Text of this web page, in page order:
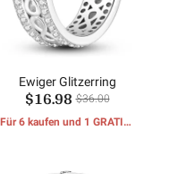
Ewiger Glitzerring
$16.98 $36.00
Für 6 kaufen und 1 GRATIS-